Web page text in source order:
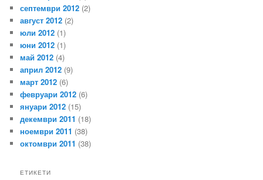
септември 2012 (2)
август 2012 (2)
юли 2012 (1)
юни 2012 (1)
май 2012 (4)
април 2012 (9)
март 2012 (6)
февруари 2012 (6)
януари 2012 (15)
декември 2011 (18)
ноември 2011 (38)
октомври 2011 (38)
ЕТИКЕТИ